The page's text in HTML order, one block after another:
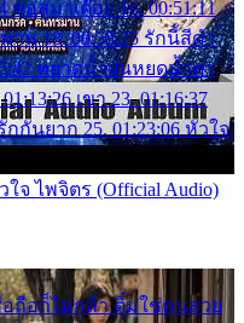
ขอสูมาเต๊อะ 16. 00:51:11
าน 18. 00:58:25 รักนี้สีดำ
หยาดน้ำฝนหยดน้ำตา
เขา 23. 01:16:37
กันยาก 25. 01:23:06 หัวใจ
ใจ ไพจิตร (Official Audio)
ถือก็ไม่กล้า ติ๋มใช่คนสวย